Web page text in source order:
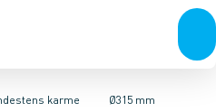
LinjeafvandingTanke,
karme
Karme & dækslerØ315 mm
Ø425 mm